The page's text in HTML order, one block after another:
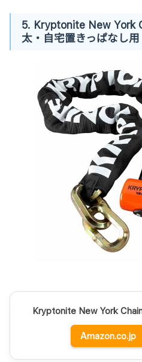
5. Kryptonite New York
太・自宅置きっぱなし用
Kryptonite New York
Amazon.co.jp